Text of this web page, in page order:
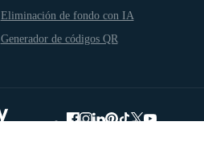
Eliminación de fondo con IA
Generador de códigos QR